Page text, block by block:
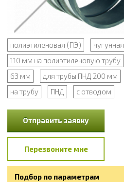
полиэтиленовая (ПЭ)
чугунная
110 мм на полиэтиленовую трубу
63 мм
для трубы ПНД 200 мм
на трубу
ПНД с отводом
Отправить заявку
Перезвоните мне
Подбор по параметрам